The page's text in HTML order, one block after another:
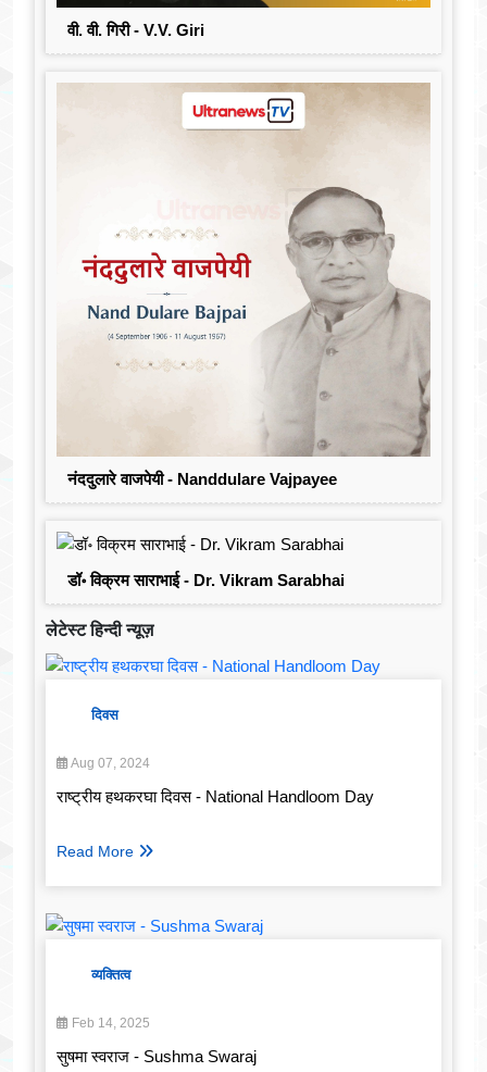
वी. वी. गिरी - V.V. Giri
नंददुलारे वाजपेयी - Nanddulare Vajpayee
डॉ॰ विक्रम साराभाई - Dr. Vikram Sarabhai
लेटेस्ट हिन्दी न्यूज़
दिवस
Aug 07, 2024
राष्ट्रीय हथकरघा दिवस - National Handloom Day
Read More
व्यक्तित्व
Feb 14, 2025
सुषमा स्वराज - Sushma Swaraj